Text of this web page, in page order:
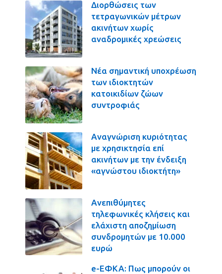
Διορθώσεις των
τετραγωνικών μέτρων
ακινήτων χωρίς
αναδρομικές χρεώσεις
Νέα σημαντική υποχρέωση
των ιδιοκτητών
κατοικιδίων ζώων
συντροφιάς
Αναγνώριση κυριότητας
με χρησικτησία επί
ακινήτων με την ένδειξη
«αγνώστου ιδιοκτήτη»
Ανεπιθύμητες
τηλεφωνικές κλήσεις και
ελάχιστη αποζημίωση
συνδρομητών με 10.000
ευρώ
e-ΕΦΚΑ: Πως μπορούν οι